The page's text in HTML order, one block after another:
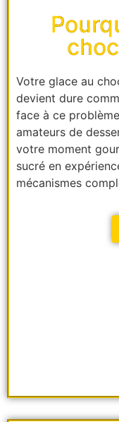
Votre glace au
devient dure
face à ce
amateurs de
votre moment
sucré en
mécanismes